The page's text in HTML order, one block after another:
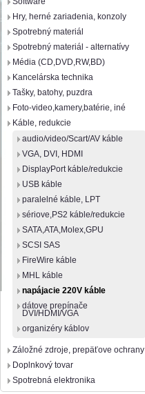
Hry, herné zariadenia, konzoly
Spotrebný materiál
Spotrebný materiál - alternatívy
Média (CD,DVD,RW,BD)
Kancelárska technika
Tašky, batohy, puzdra
Foto-video,kamery,batérie, iné
Káble, redukcie
audio/video/Scart/AV káble
VGA, DVI, HDMI
DisplayPort káble/redukcie
USB káble
paralelné káble, LPT
sériove,PS2 káble/redukcie
SATA,ATA,Molex,GPU
SCSI SAS
FireWire káble
MHL káble
napájacie 220V káble
dátove prepínače
DVI/HDMI/VGA
organizéry káblov
Záložné zdroje, prepäťove ochrany
Doplnkový tovar
Spotrebná elektronika